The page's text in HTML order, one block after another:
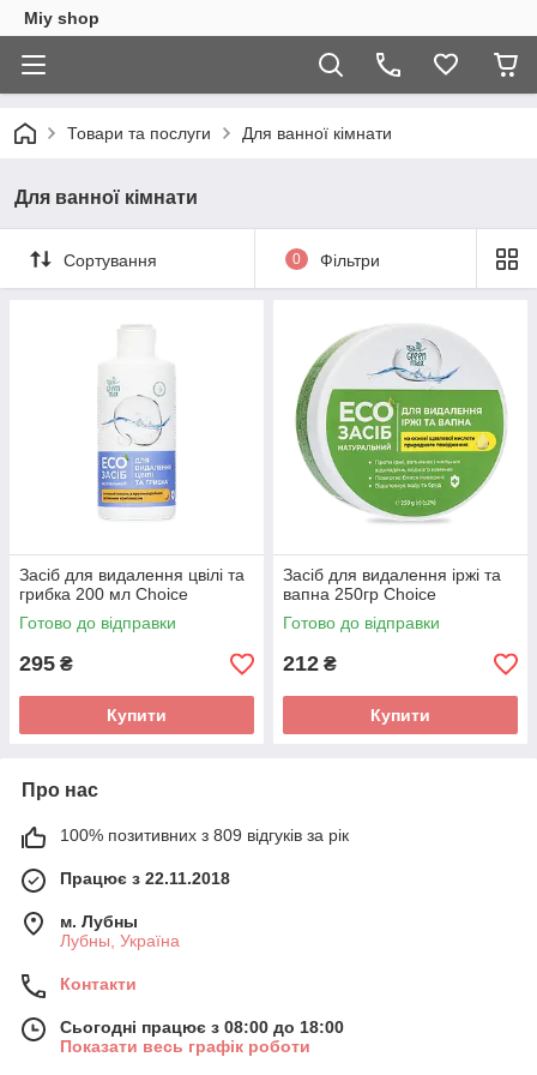
Miy shop
Товари та послуги Для ванної кімнати
Для ванної кімнати
Сортування 0 Фільтри
Засіб для видалення цвілі та
грибка 200 мл Choice
Готово до відправки
295 ₴
Купити
Засіб для видалення іржі та
вапна 250гр Choice
Готово до відправки
212 ₴
Купити
Про нас
100% позитивних з 809 відгуків за рік
Працює з 22.11.2018
м. Лубны
Лубны, Україна
Контакти
Сьогодні працює з 08:00 до 18:00
Показати весь графік роботи